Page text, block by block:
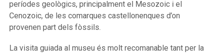
períodes geològics, principalment el Mesozoic i el
Cenozoic, de les comarques castellonenques d’on
provenen part dels fòssils.
La visita guiada al museu és molt recomanable tant per la